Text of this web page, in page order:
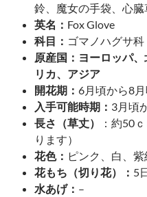
鈴、魔女の手袋、心臓
英名： Fox Glove
科目： ゴマノハグサ科
原産国：ヨーロッパ、
リカ、アジア
開花期： 6月頃から8
入手可能時期： 3月頃
長さ（草丈）
：約50
ります）
花色： ピンク、白、
花もち（切り花）： 5
水あげ： –